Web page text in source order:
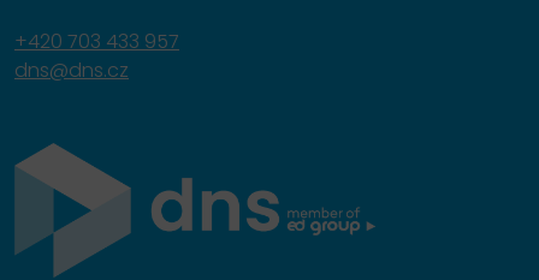
+420 703 433 957
dns@dns.cz